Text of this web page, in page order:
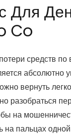
Для
Co
средств
абсолютно
вернуть
разобраться
на
на пальцах